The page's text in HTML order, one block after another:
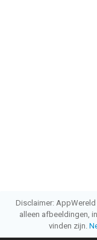
Disclaimer:
alleen afbeeldingen,
vinden zijn.